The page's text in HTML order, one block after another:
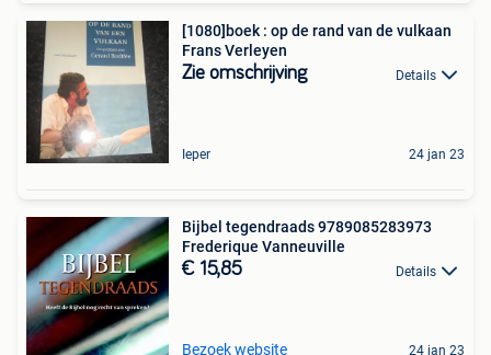
[1080]boek : op de rand van de vulkaan
Frans Verleyen
Zie omschrijving Details
Ieper 24 jan 23
Bijbel tegendraads 9789085283973
Frederique Vanneuville
€ 15,85 Details
Bezoek website 24 jan 23